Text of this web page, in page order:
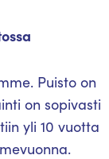
Puisto on
on sopivasti
yli 10 vuotta